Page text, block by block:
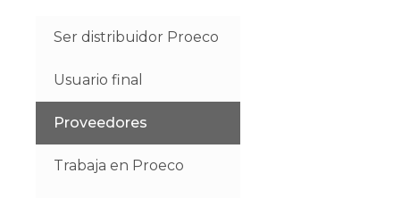
Ser distribuidor Proeco
Usuario final
Proveedores
Trabaja en Proeco